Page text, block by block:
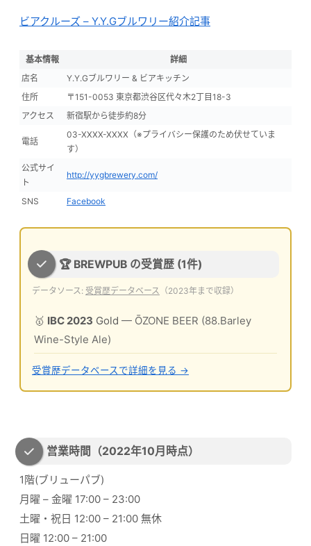
ビアクルーズ – Y.Y.Gブルワリー紹介記事
基本情報
詳細
店名
Y.Y.Gブルワリー & ビアキッチン
住所
〒151-0053 東京都渋谷区代々木2丁目18-3
アクセス
新宿駅から徒歩約8分
電話
03-XXXX-XXXX（※プライバシー保護のため伏せていま
す）
公式サイ
ト
http://yygbrewery.com/
SNS Facebook
🏆 BREWPUB の受賞歴 (1件)
データソース: 受賞歴データベース （2023年まで収録）
🥇 IBC 2023 Gold — ŌZONE BEER (88.Barley
Wine-Style Ale)
受賞歴データベースで詳細を見る →
営業時間（2022年10月時点）
1階(ブリューパブ)
月曜 – 金曜 17:00 – 23:00
土曜・祝日 12:00 – 21:00 無休
日曜 12:00 – 21:00